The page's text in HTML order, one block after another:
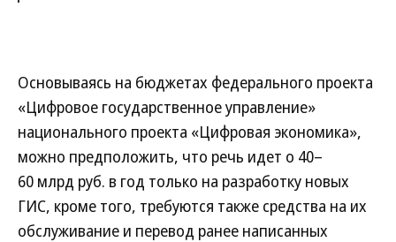
Основываясь на бюджетах федерального проекта
«Цифровое государственное управление»
национального проекта «Цифровая экономика»,
можно предположить, что речь идет о 40–
60 млрд руб. в год только на разработку новых
ГИС, кроме того, требуются также средства на их
обслуживание и перевод ранее написанных